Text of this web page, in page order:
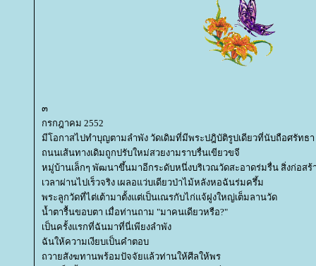
๓
กรกฎาคม 2552
มีโอกาสไปทำบุญตามลำพัง วัดเดิมที่มีพระปฎิบัติรูปเดียวที่นับถือศรัทธา
ถนนเส้นทางเดิมถูกปรับใหม่สวยงามราบรื่นเขียวขจี
หมู่บ้านเล็กๆ พัฒนาขึ้นมาอีกระดับหนึ่งบริเวณวัดสะอาดร่มรื่น สิ่งก่อสร้
เวลาผ่านไปเร็วจริง เผลอแว่บเดียวป่าไม้หลังหอฉันร่มครึ้ม
พระลูกวัดที่ไต่เต้ามาตั้งแต่เป็นเณรกับไก่แจ้ฝูงใหญ่เต็มลานวัด
น้ำตารื้นขอบตา เมื่อท่านถาม "มาคนเดียวหรือ?"
เป็นครั้งแรกที่ฉันมาที่นี่เพียงลำพัง
ฉันให้ความเงียบเป็นคำตอบ
ถวายสังฆทานพร้อมปัจจัยแล้วท่านให้ศีลให้พร